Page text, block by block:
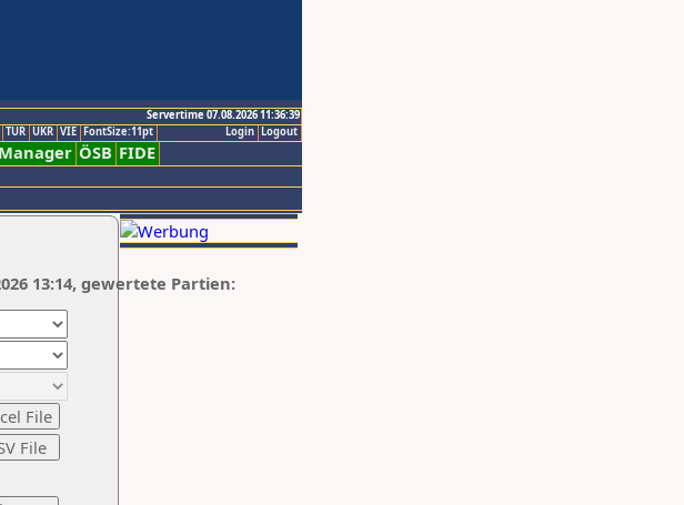
Servertime 07.08.2026 11:36:39
Logout
Login
TUR UKR VIE FontSize:11pt
ÖSB FIDE
13:14, gewertete Partien: